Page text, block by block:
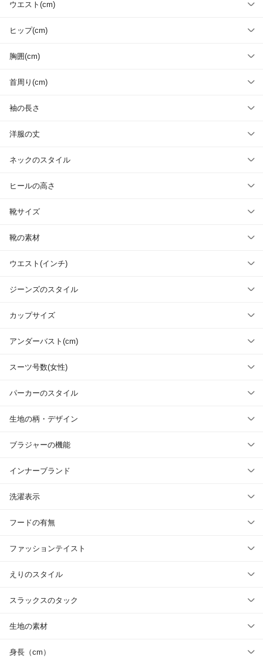
ウエスト(cm)
ヒップ(cm)
胸囲(cm)
首周り(cm)
袖の長さ
洋服の丈
ネックのスタイル
ヒールの高さ
靴サイズ
靴の素材
ウエスト(インチ)
ジーンズのスタイル
カップサイズ
アンダーバスト(cm)
スーツ号数(女性)
パーカーのスタイル
生地の柄・デザイン
ブラジャーの機能
インナーブランド
洗濯表示
フードの有無
ファッションテイスト
えりのスタイル
スラックスのタック
生地の素材
身長（cm）